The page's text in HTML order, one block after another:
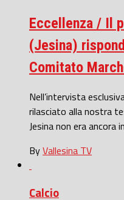
Eccellenza / Il
(Jesina)
Comitato
Nell’intervista
rilasciato alla nostra
Jesina non era ancora
ByVallesina TV
Calcio